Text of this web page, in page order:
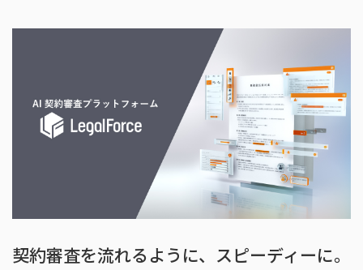
契約審査を流れるように、スピーディーに。